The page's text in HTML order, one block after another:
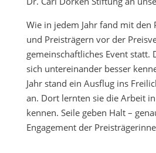
Wie in jedem Jahr fand mit den
und Preisträgern vor der
gemeinschaftliches Event statt.
sich untereinander besser
Jahr stand ein Ausflug ins
an. Dort lernten sie die Arbeit
kennen. Seile geben Halt –
Engagement der